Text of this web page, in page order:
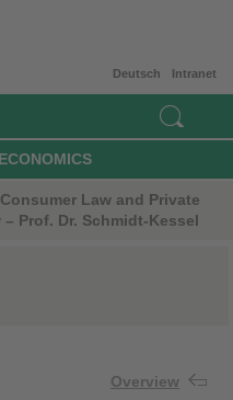
Intranet
Deutsch
Law and Private
Prof. Dr. Schmidt-Kessel
Overview